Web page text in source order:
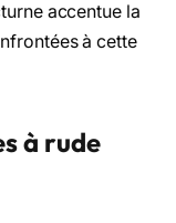
accentue la
à cette
à rude